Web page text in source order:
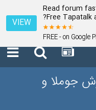
Read forum
Free Tapatalk
FREE - on Google
VIEW
جوملا و